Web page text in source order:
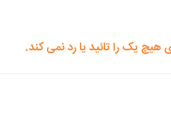
یک را تائید یا رد نمی کند.